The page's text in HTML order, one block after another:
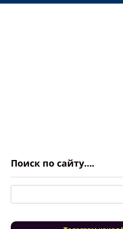
Поиск по сайту….